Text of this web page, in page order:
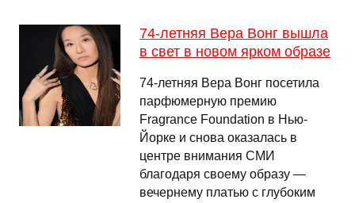
74-летняя Вера Вонг вышла
в свет в новом ярком образе
74-летняя Вера Вонг посетила
парфюмерную премию
Fragrance Foundation в Нью-
Йорке и снова оказалась в
центре внимания СМИ
благодаря своему образу —
вечернему платью с глубоким